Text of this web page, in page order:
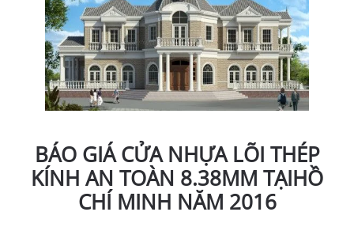
BÁO GIÁ CỬA NHỰA LÕI THÉP
KÍNH AN TOÀN 8.38MM TẠIHỒ
CHÍ MINH NĂM 2016